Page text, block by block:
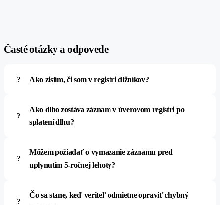
Časté otázky a odpovede
Ako zistím, či som v registri dlžníkov?
Ako dlho zostáva záznam v úverovom registri po
splatení dlhu?
Môžem požiadať o vymazanie záznamu pred
uplynutím 5-ročnej lehoty?
Čo sa stane, keď veriteľ odmietne opraviť chybný